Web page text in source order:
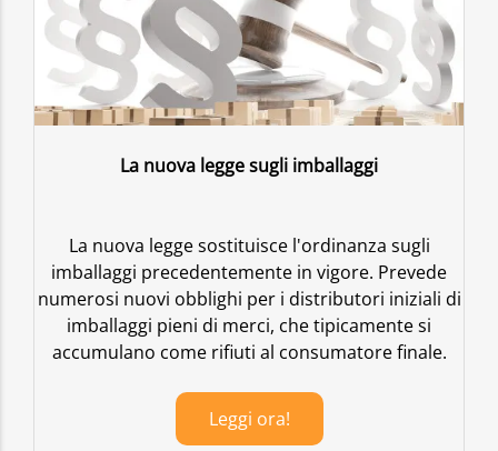
La nuova legge sugli imballaggi
La nuova legge sostituisce l'ordinanza sugli
imballaggi precedentemente in vigore. Prevede
numerosi nuovi obblighi per i distributori iniziali di
imballaggi pieni di merci, che tipicamente si
accumulano come rifiuti al consumatore finale.
Leggi ora!